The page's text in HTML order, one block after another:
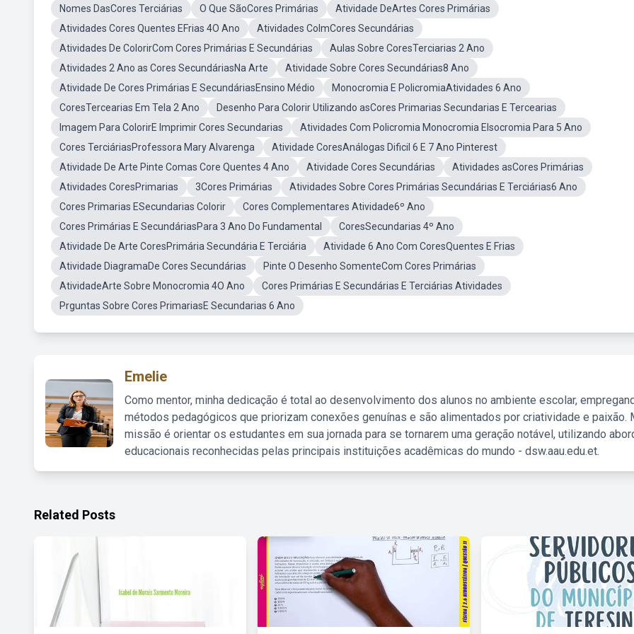
Nomes DasCores Terciárias O Que SãoCores Primárias
Atividade DeArtes Cores Primárias
Atividades Cores Quentes EFrias 4O Ano
Atividades ColmCores Secundárias
Atividades De ColorirCom Cores Primárias E Secundárias
Aulas Sobre CoresTerciarias 2 Ano
Atividades 2 Ano as Cores SecundáriasNa Arte
Atividade Sobre Cores Secundárias8 Ano
Atividade De Cores Primárias E SecundáriasEnsino Médio
Monocromia E PolicromiaAtividades 6 Ano
CoresTercearias Em Tela 2 Ano
Desenho Para Colorir Utilizando asCores Primarias Secundarias E Tercearias
Imagem Para ColorirE Imprimir Cores Secundarias
Atividades Com Policromia Monocromia EIsocromia Para 5 Ano
Cores TerciáriasProfessora Mary Alvarenga
Atividade CoresAnálogas Dificil 6 E 7 Ano Pinterest
Atividade De Arte Pinte Comas Core Quentes 4 Ano
Atividade Cores Secundárias
Atividades asCores Primárias
Atividades CoresPrimarias
3Cores Primárias
Atividades Sobre Cores Primárias Secundárias E Terciárias6 Ano
Cores Primarias ESecundarias Colorir
Cores Complementares Atividade6º Ano
Cores Primárias E SecundáriasPara 3 Ano Do Fundamental
CoresSecundarias 4º Ano
Atividade De Arte CoresPrimária Secundária E Terciária
Atividade 6 Ano Com CoresQuentes E Frias
Atividade DiagramaDe Cores Secundárias
Pinte O Desenho SomenteCom Cores Primárias
AtividadeArte Sobre Monocromia 4O Ano
Cores Primárias E Secundárias E Terciárias Atividades
Prguntas Sobre Cores PrimariasE Secundarias 6 Ano
Emelie
Como mentor, minha dedicação é total ao desenvolvimento dos alunos no ambiente escolar,
métodos pedagógicos que priorizam conexões genuínas e são alimentados por criatividade e paixão.
missão é orientar os estudantes em sua jornada para se tornarem uma geração notável, utilizando
educacionais reconhecidas pelas principais instituições acadêmicas do mundo - dsw.aau.edu.et.
Related Posts